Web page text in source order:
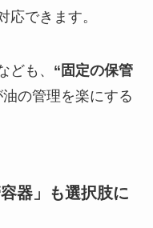
応できます。
ども、 “固定の保管
油の管理を楽にする
器」も選択肢に